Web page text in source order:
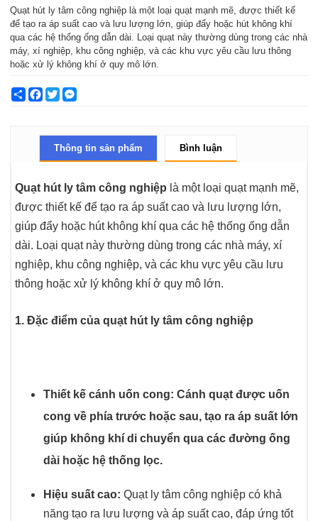
Quạt hút ly tâm công nghiệp là một loại quạt mạnh mẽ, được thiết kế
để tạo ra áp suất cao và lưu lượng lớn, giúp đẩy hoặc hút không khí
qua các hệ thống ống dẫn dài. Loại quạt này thường dùng trong các nhà
máy, xí nghiệp, khu công nghiệp, và các khu vực yêu cầu lưu thông
hoặc xử lý không khí ở quy mô lớn.
ShareFacebook
Twitter
Thông tin sản phẩm Bình luận
Quạt hút ly tâm công nghiệp là một loại quạt mạnh mẽ,
được thiết kế để tạo ra áp suất cao và lưu lượng lớn,
giúp đẩy hoặc hút không khí qua các hệ thống ống dẫn
dài. Loại quạt này thường dùng trong các nhà máy, xí
nghiệp, khu công nghiệp, và các khu vực yêu cầu lưu
thông hoặc xử lý không khí ở quy mô lớn.
1. Đặc điểm của quạt hút ly tâm công nghiệp
Thiết kế cánh uốn cong:Cánh quạt được uốn
cong về phía trước hoặc sau, tạo ra áp suất lớn
giúp không khí di chuyển qua các đường ống
dài hoặc hệ thống lọc.
Hiệu suất cao: Quạt ly tâm công nghiệp có khả
năng tạo ra lưu lượng và áp suất cao, đáp ứng tốt